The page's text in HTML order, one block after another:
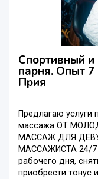
Спортивный
парня. Опыт 7
Прия
Предлагаю
массажа ОТ
МАССАЖ ДЛЯ
МАССАЖИСТА 24/7
рабочего дня,
приобрести тонус